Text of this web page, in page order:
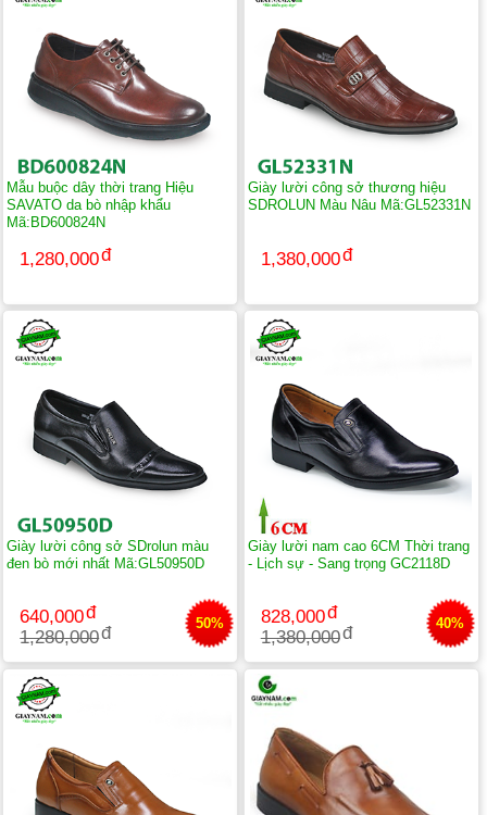
Mẫu buộc dây thời trang Hiệu
SAVATO da bò nhập khẩu
Mã:BD600824N
1,280,000
Giày lười công sở thương hiệu
SDROLUN Màu Nâu Mã:GL52331N
1,380,000
Giày lười công sở SDrolun màu
đen bò mới nhất Mã:GL50950D
640,000
1,280,000
50%
Giày lười nam cao 6CM Thời trang
- Lịch sự - Sang trọng GC2118D
828,000
1,380,000
40%